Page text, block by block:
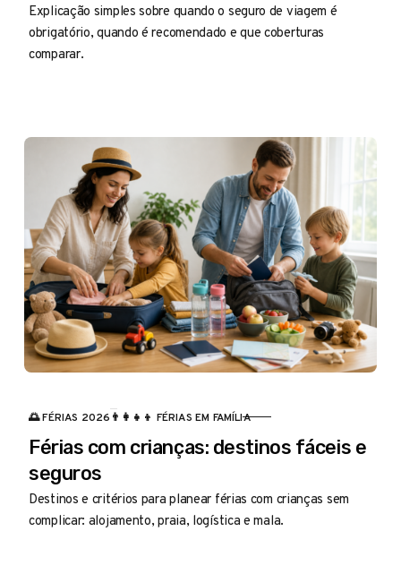
Explicação simples sobre quando o seguro de viagem é
obrigatório, quando é recomendado e que coberturas
comparar.
CATEGORIA
🌅 FÉRIAS 2026 👨‍👩‍👧‍👦 FÉRIAS EM FAMÍLIA
Férias com crianças: destinos fáceis e
seguros
Destinos e critérios para planear férias com crianças sem
complicar: alojamento, praia, logística e mala.